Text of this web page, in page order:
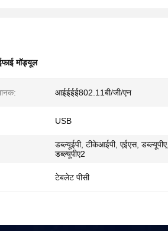
मॉड्यूल
आईईईई802.11बी/जी/एन
USB
डब्ल्यूईपी, टीकेआईपी, एईएस, डब्ल्यूपीए,
डब्ल्यूपीए2
टेबलेट पीसी